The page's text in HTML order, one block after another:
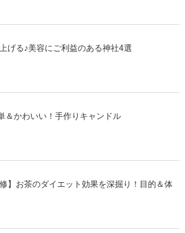
げる♪美容にご利益のある神社4選
＆かわいい！手作りキャンドル
修】お茶のダイエット効果を深掘り！目的＆体